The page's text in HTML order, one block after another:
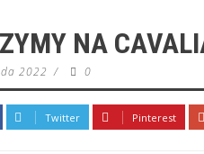
NA
2022 / 0
Twitter Pinterest